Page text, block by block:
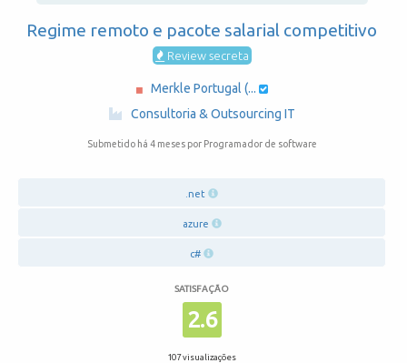
Regime remoto e pacote salarial competitivo
Review secreta
Merkle Portugal (...
·
Consultoria & Outsourcing IT
Submetido há 4 meses por Programador de software
.net
azure
c#
SATISFAÇÃO
2.6
107 visualizações